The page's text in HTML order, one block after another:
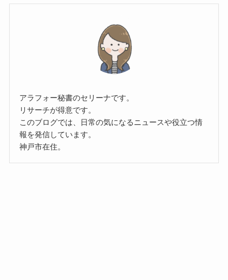
アラフォー秘書のセリーナです。
リサーチが得意です。
このブログでは、日常の気になるニュースや役立つ情
報を発信しています。
神戸市在住。